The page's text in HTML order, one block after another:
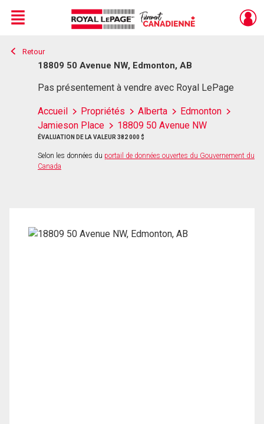
Live
En Direct
Menu
Retour
18809 50 Avenue NW, Edmonton, AB
Pas présentement à vendre avec Royal LePage
Accueil Propriétés Alberta
Edmonton
Jamieson Place
18809 50 Avenue NW
ÉVALUATION DE LA VALEUR 382 000 $
Selon les données du portail de données ouvertes du Gouvernement du
Canada